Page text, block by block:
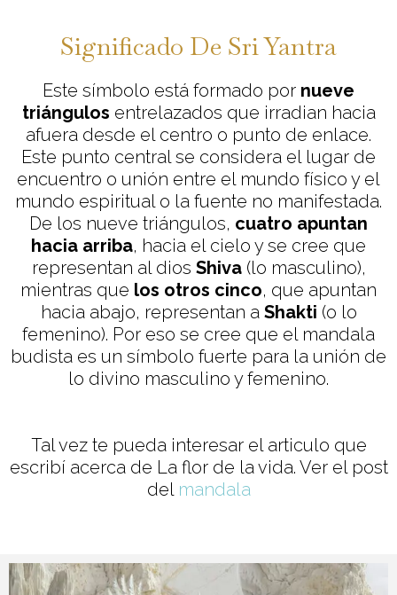
Significado De Sri Yantra
Este símbolo está formado por nueve
triángulos entrelazados que irradian hacia
afuera desde el centro o punto de enlace.
Este punto central se considera el lugar de
encuentro o unión entre el mundo físico y el
mundo espiritual o la fuente no manifestada.
De los nueve triángulos, cuatro apuntan
hacia arriba, hacia el cielo y se cree que
representan al dios Shiva(lo masculino),
mientras que los otros cinco, que apuntan
hacia abajo, representan aShakti (o lo
femenino). Por eso se cree que el mandala
budista es un símbolo fuerte para la unión de
lo divino masculino y femenino.
Tal vez te pueda interesar el articulo que
escribí acerca de La flor de la vida. Ver el post
del mandala